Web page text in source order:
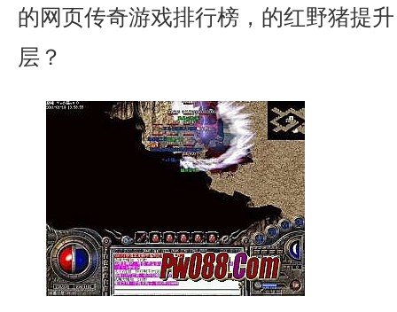
的网页传奇游戏排行榜，的红野猪提
层？